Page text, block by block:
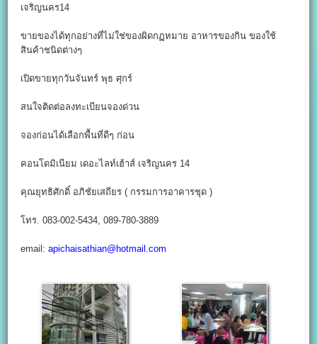
เจริญนคร14
ขายของได้ทุกอย่างที่ไม่ใช่ของผิดกฏหมาย อาหารของกิน ของใช้
สินค้าชนิดต่างๆ
เปิดขายทุกวันจันทร์ พุธ ศุกร์
สนใจติดต่อลงทะเบียนจองด่วน
จองก่อนได้เลือกพื้นที่ดีๆ ก่อน
คอนโดมิเนียม เดอะไลท์เฮ้าส์ เจริญนคร 14
คุณยุทธิศักดิ์ อภิชัยเสถียร ( กรรมการอาคารชุด )
โทร. 083-002-5434, 089-780-3889
email:apichaisathian@hotmail.com